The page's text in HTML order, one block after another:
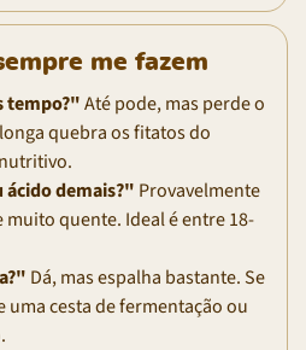
me fazem
tempo?"Até pode, mas perde o
quebra os fitatos do
ácido demais?" Provavelmente
quente. Ideal é entre 18-
Dá, mas espalha bastante. Se
cesta de fermentação ou